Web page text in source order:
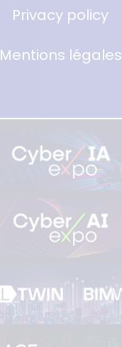
Privacy policy
Mentions légales